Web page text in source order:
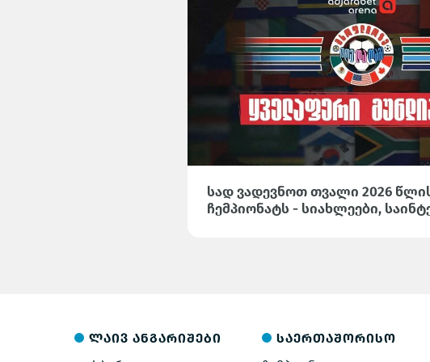
სად ვადევნოთ თვალი 2026
ჩემპიონატს - სიახლეები,
ლაივ ანგარიშები
საერთაშორისო